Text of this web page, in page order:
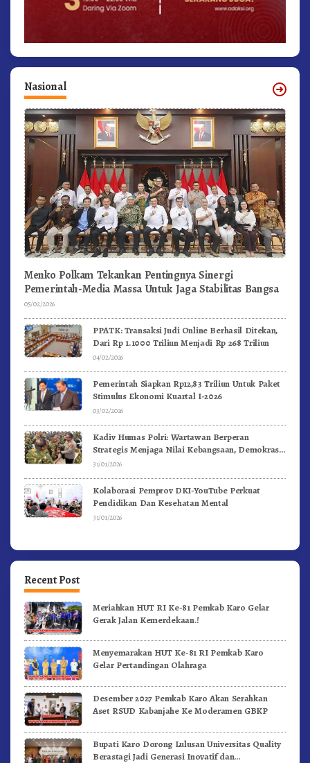
Nasional
Menko Polkam Tekankan Pentingnya Sinergi
Pemerintah-Media Massa Untuk Jaga Stabilitas Bangsa
05/02/2026
PPATK: Transaksi Judi Online Berhasil Ditekan,
Dari Rp 1.1000 Triliun Menjadi Rp 268 Triliun
04/02/2026
Pemerintah Siapkan Rp12,83 Triliun Untuk Paket
Stimulus Ekonomi Kuartal I-2026
03/02/2026
Kadiv Humas Polri: Wartawan Berperan
Strategis Menjaga Nilai Kebangsaan, Demokrasi,
dan NKRI
31/01/2026
Kolaborasi Pemprov DKI-YouTube Perkuat
Pendidikan Dan Kesehatan Mental
31/01/2026
Recent Post
Meriahkan HUT RI Ke-81 Pemkab Karo Gelar
Gerak Jalan Kemerdekaan.!
Menyemarakan HUT Ke-81 RI Pemkab Karo
Gelar Pertandingan Olahraga
Desember 2027 Pemkab Karo Akan Serahkan
Aset RSUD Kabanjahe Ke Moderamen GBKP
Bupati Karo Dorong Lulusan Universitas Quality
Berastagi Jadi Generasi Inovatif dan